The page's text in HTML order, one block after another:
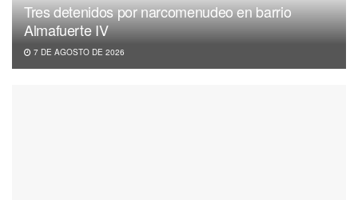
Tres detenidos por narcomenudeo en barrio
Almafuerte IV
7 DE AGOSTO DE 2026